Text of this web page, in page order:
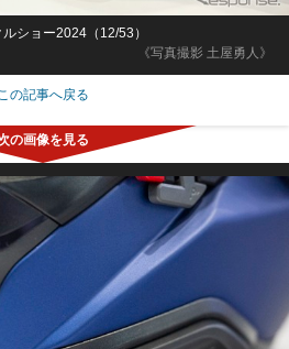
《写真撮影 土屋勇人》
ショー2024（12/53）
この記事へ戻る